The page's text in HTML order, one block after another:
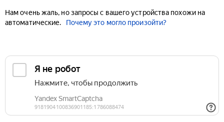
Нам очень жаль, но запросы с вашего устройства похожи на
автоматические.
Почему это могло произойти?